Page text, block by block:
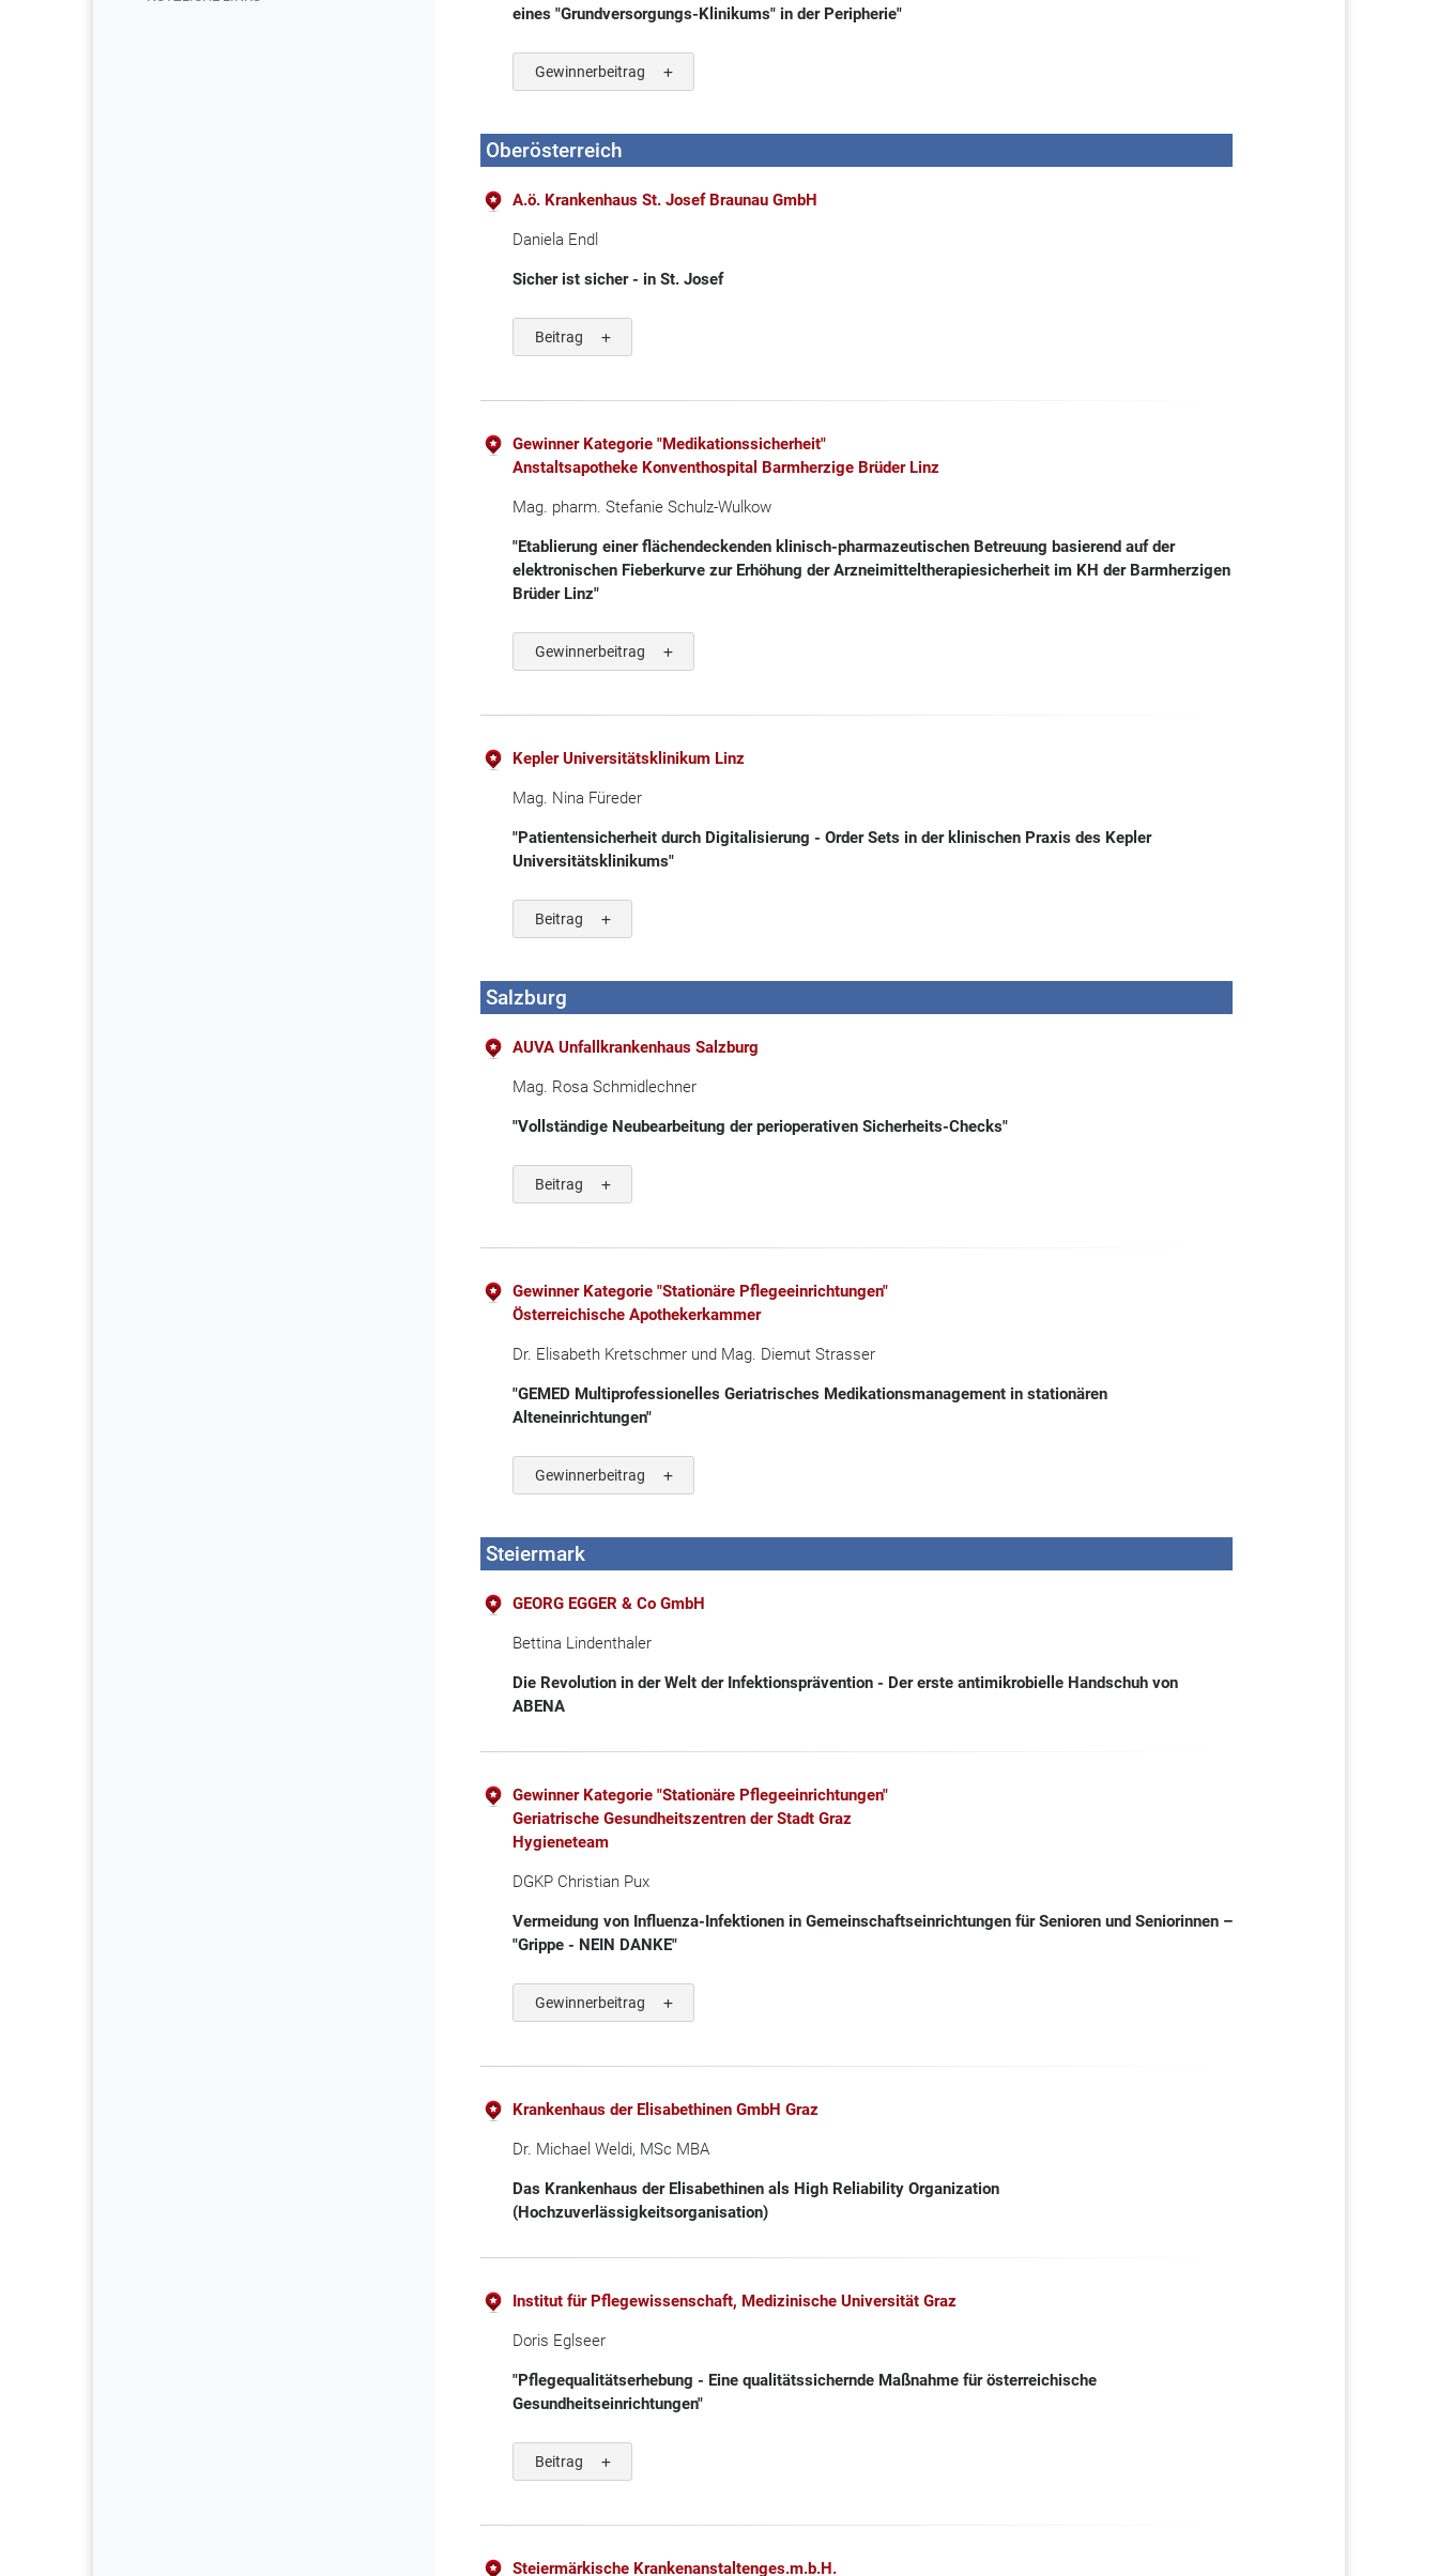
eines "Grundversorgungs-Klinikums" in der Peripherie"
Gewinnerbeitrag
Oberösterreich
A.ö. Krankenhaus St. Josef Braunau GmbH
Daniela Endl
Sicher ist sicher - in St. Josef
Beitrag
Gewinner Kategorie "Medikationssicherheit"
Anstaltsapotheke Konventhospital Barmherzige Brüder Linz
Mag. pharm. Stefanie Schulz-Wulkow
"Etablierung einer flächendeckenden klinisch-pharmazeutischen Betreuung basierend auf der
elektronischen Fieberkurve zur Erhöhung der Arzneimitteltherapiesicherheit im KH der Barmherzigen
Brüder Linz"
Gewinnerbeitrag
Kepler Universitätsklinikum Linz
Mag. Nina Füreder
"Patientensicherheit durch Digitalisierung - Order Sets in der klinischen Praxis des Kepler
Universitätsklinikums"
Beitrag
Salzburg
AUVA Unfallkrankenhaus Salzburg
Mag. Rosa Schmidlechner
"Vollständige Neubearbeitung der perioperativen Sicherheits-Checks"
Beitrag
Gewinner Kategorie "Stationäre Pflegeeinrichtungen"
Österreichische Apothekerkammer
Dr. Elisabeth Kretschmer und Mag. Diemut Strasser
"GEMED Multiprofessionelles Geriatrisches Medikationsmanagement in stationären
Alteneinrichtungen"
Gewinnerbeitrag
Steiermark
GEORG EGGER & Co GmbH
Bettina Lindenthaler
Die Revolution in der Welt der Infektionsprävention - Der erste antimikrobielle Handschuh von
ABENA
Gewinner Kategorie "Stationäre Pflegeeinrichtungen"
Geriatrische Gesundheitszentren der Stadt Graz
Hygieneteam
DGKP Christian Pux
Vermeidung von Influenza-Infektionen in Gemeinschaftseinrichtungen für Senioren und Seniorinnen –
"Grippe - NEIN DANKE"
Gewinnerbeitrag
Krankenhaus der Elisabethinen GmbH Graz
Dr. Michael Weldi, MSc MBA
Das Krankenhaus der Elisabethinen als High Reliability Organization
(Hochzuverlässigkeitsorganisation)
Institut für Pflegewissenschaft, Medizinische Universität Graz
Doris Eglseer
"Pflegequalitätserhebung - Eine qualitätssichernde Maßnahme für österreichische
Gesundheitseinrichtungen"
Beitrag
Steiermärkische Krankenanstaltenges.m.b.H.